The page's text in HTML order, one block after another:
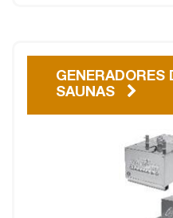
GENERADORES
SAUNAS